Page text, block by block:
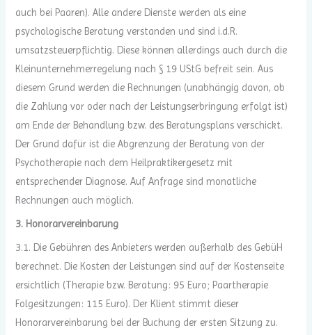
auch bei Paaren). Alle andere Dienste werden als eine
psychologische Beratung verstanden und sind i.d.R.
umsatzsteuerpflichtig. Diese können allerdings auch durch die
Kleinunternehmerregelung nach § 19 UStG befreit sein. Aus
diesem Grund werden die Rechnungen (unabhängig davon, ob
die Zahlung vor oder nach der Leistungserbringung erfolgt ist)
am Ende der Behandlung bzw. des Beratungsplans verschickt.
Der Grund dafür ist die Abgrenzung der Beratung von der
Psychotherapie nach dem Heilpraktikergesetz mit
entsprechender Diagnose. Auf Anfrage sind monatliche
Rechnungen auch möglich.
3. Honorarvereinbarung
3.1. Die Gebühren des Anbieters werden außerhalb des GebüH
berechnet. Die Kosten der Leistungen sind auf der Kostenseite
ersichtlich (Therapie bzw. Beratung: 95 Euro; Paartherapie
Folgesitzungen: 115 Euro). Der Klient stimmt dieser
Honorarvereinbarung bei der Buchung der ersten Sitzung zu.